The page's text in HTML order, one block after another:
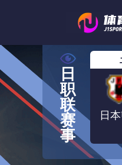
日
职
联
赛
事
日